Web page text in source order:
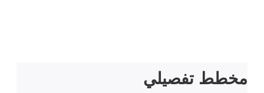
مخطط تفصيلي